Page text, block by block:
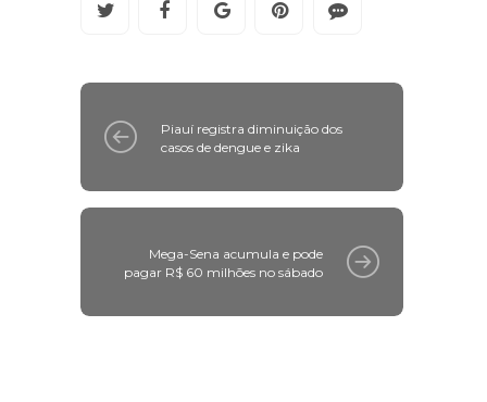
Piauí registra diminuição dos
casos de dengue e zika
Mega-Sena acumula e pode
pagar R$ 60 milhões no sábado